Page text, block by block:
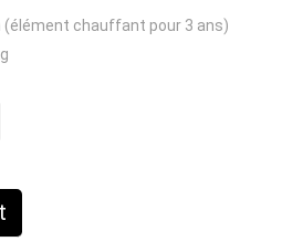
(élément chauffant pour 3 ans)